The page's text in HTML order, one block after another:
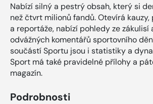
Nabízí silný a pestrý obsah, který si
než čtvrt milionů fandů. Otevírá
a reportáže, nabízí pohledy ze zákulisí
odvážných komentářů sportovního
součástí Sportu jsou i statistiky a
Sport má také pravidelné přílohy a
magazín.
Podrobnosti